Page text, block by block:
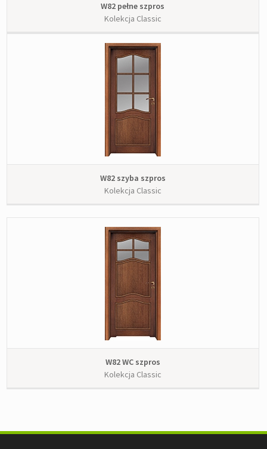
W82 pełne szpros
Kolekcja Classic
W82 szyba szpros
Kolekcja Classic
W82 WC szpros
Kolekcja Classic